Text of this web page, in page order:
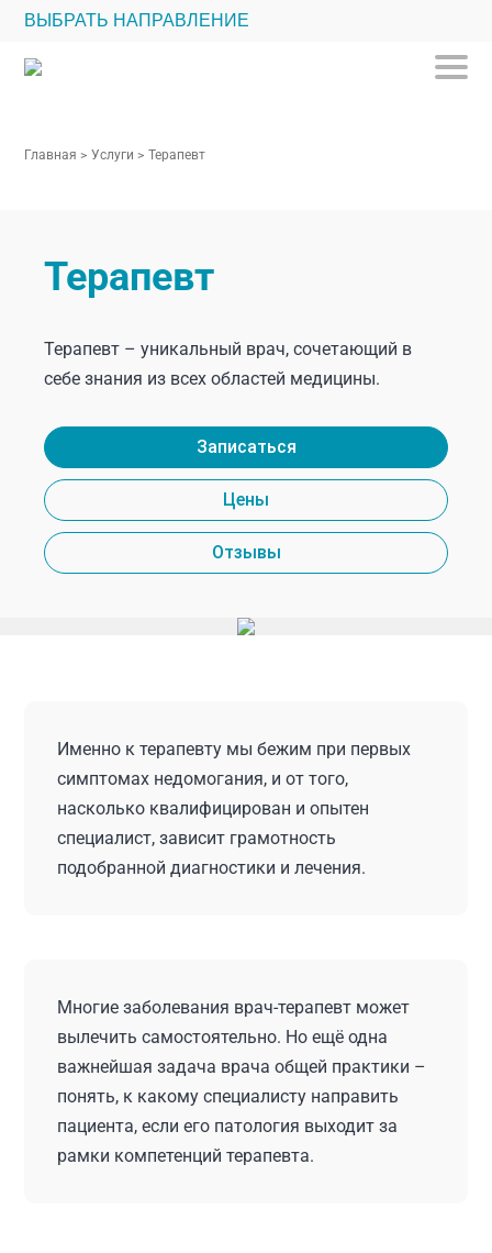
ВЫБРАТЬ НАПРАВЛЕНИЕ
Главная > Услуги > Терапевт
Терапевт
Терапевт – уникальный врач, сочетающий в
себе знания из всех областей медицины.
Записаться
Цены
Отзывы
Именно к терапевту мы бежим при первых
симптомах недомогания, и от того,
насколько квалифицирован и опытен
специалист, зависит грамотность
подобранной диагностики и лечения.
Многие заболевания врач-терапевт может
вылечить самостоятельно. Но ещё одна
важнейшая задача врача общей практики –
понять, к какому специалисту направить
пациента, если его патология выходит за
рамки компетенций терапевта.